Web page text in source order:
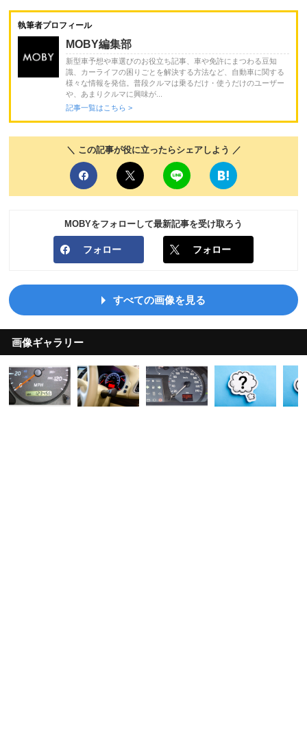
執筆者プロフィール
MOBY編集部
新型車予想や車選びのお役立ち記事、車や免許にまつわる豆知
識、カーライフの困りごとを解決する方法など、自動車に関する
様々な情報を発信。普段クルマは乗るだけ・使うだけのユーザー
や、あまりクルマに興味が...
記事一覧はこちら >
＼ この記事が役に立ったらシェアしよう ／
MOBYをフォローして最新記事を受け取ろう
フォロー フォロー
すべての画像を見る
画像ギャラリー